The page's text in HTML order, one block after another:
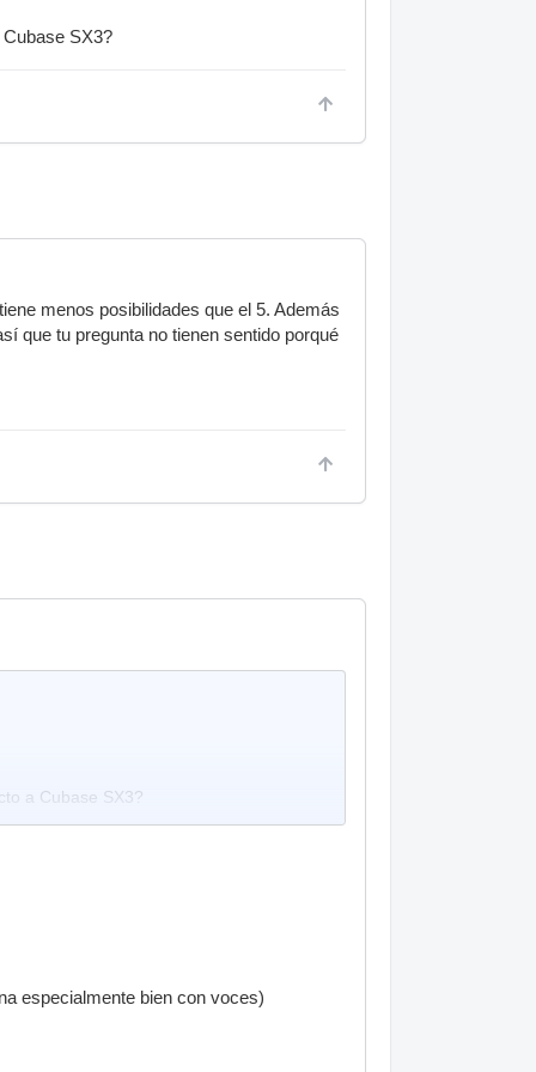
SX3?
menos posibilidades que el 5. Además
que tu pregunta no tienen sentido porqué
a Cubase SX3?
especialmente bien con voces)